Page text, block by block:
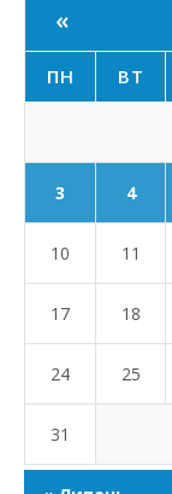
«
ПН ВТ
3 4
10 11
17 18
24 25
31